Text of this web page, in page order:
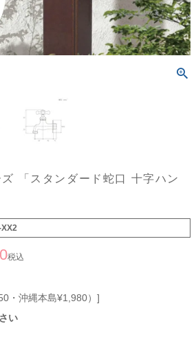
「スタンダード蛇口 十字ハン
税込
・沖縄本島¥1,980）
い